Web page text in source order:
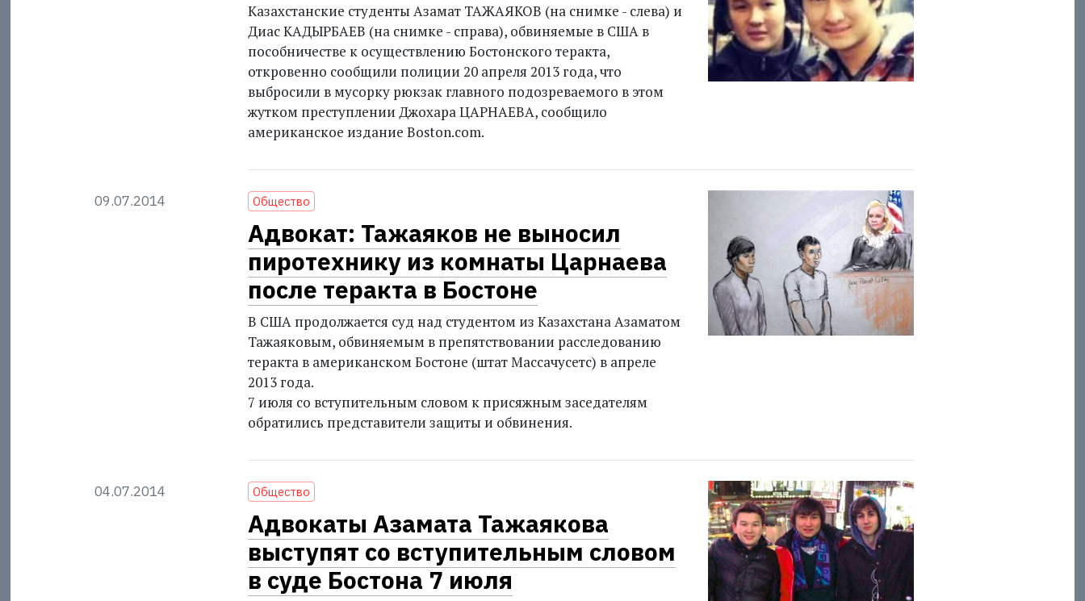
Казахстанские студенты Азамат ТАЖАЯКОВ (на снимке - слева) и
Диас КАДЫРБАЕВ (на снимке - справа), обвиняемые в США в
пособничестве к осуществлению Бостонского теракта,
откровенно сообщили полиции 20 апреля 2013 года, что
выбросили в мусорку рюкзак главного подозреваемого в этом
жутком преступлении Джохара ЦАРНАЕВА, сообщило
американское издание Boston.com.
09.07.2014 Общество
Адвокат: Тажаяков не выносил
пиротехнику из комнаты Царнаева
после теракта в Бостоне
В США продолжается суд над студентом из Казахстана Азаматом
Тажаяковым, обвиняемым в препятствовании расследованию
теракта в американском Бостоне (штат Массачусетс) в апреле
2013 года.
7 июля со вступительным словом к присяжным заседателям
обратились представители защиты и обвинения.
04.07.2014 Общество
Адвокаты Азамата Тажаякова
выступят со вступительным словом
в суде Бостона 7 июля